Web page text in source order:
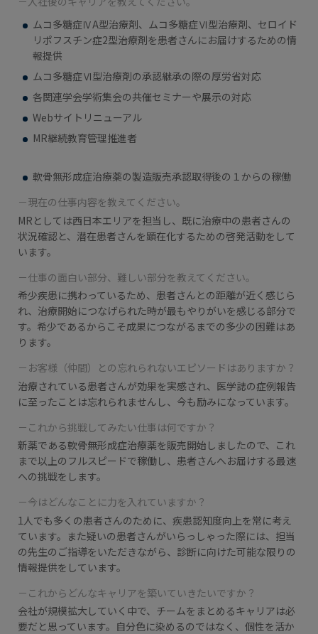
ムコ多糖症ⅣA型治療剤、ムコ多糖症Ⅵ型治療剤、セロイド
リポフスチン症2型治療剤を患者さんにお届けするための情
報提供
ムコ多糖症Ⅵ型治療剤の承認継承の際の厚労省対応
各関連学会学術集会の共催セミナーや展示の対応
Webサイトリニューアル
MR継続教育管理推進者
軟骨無形成症治療薬の製造販売承認取得後の１からの稼働
－現在の仕事内容を教えてください。
MRとしては西日本エリアを担当し、既に治療中の患者さんの
状況確認と、潜在患者さんを顕在化するための啓発活動をして
います。
－仕事の面白い部分、難しい部分を教えてください。
希少疾患に携わっているため、患者さんとの距離が近く感じら
れ、治療開始につなげられた時が最もやりがいを感じる部分で
す。 希少であるからこそ成果につながるまでの多少の困難はあ
ります。
－お客様（仲間）との忘れられないエピソードはありますか？
治療されている患者さんが効果を実感され、医学誌の症例報告
に至ったことは忘れられませんし、今も励みになっています。
－これから挑戦してみたい仕事は何ですか？
新薬である軟骨無形成症治療薬を販売開始しましたので、これ
まで以上のフルスピードで稼働し、患者さんへお届けする最速
への挑戦をします。
－今はどんなことに力を入れていますか？
1人でも多くの患者さんのために、疾患認知度向上を常に考え
ています。​ また疑いの患者さんがいらっしゃった際には、担当
の先生のご指導をいただきながら、診断に向けた可能な限りの
情報提供をしています。
－これからどんなキャリアを築いていきたいですか？
会社が規模拡大していく中で、チームをまとめるキャリアは必
要だと思っています。 ​自分色に染めるのではなく、個性を活か